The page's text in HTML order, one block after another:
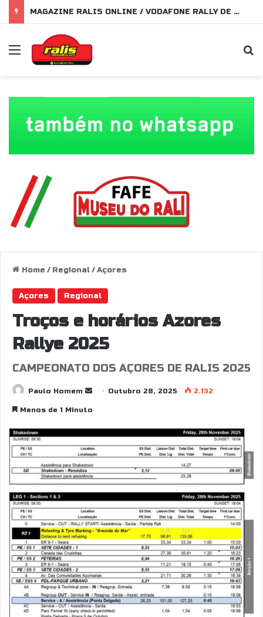
MAGAZINE RALIS ONLINE / VODAFONE RALLY DE PORTUGAL 2026
Menu
Home / Regional/Açores
Açores Regional
Troços e horários Azores
Rallye 2025
CAMPEONATO DOS AÇORES DE RALIS 2025
Paulo Homem
SendOutubro 28, 2025 2.132
Menos de 1 Minuto